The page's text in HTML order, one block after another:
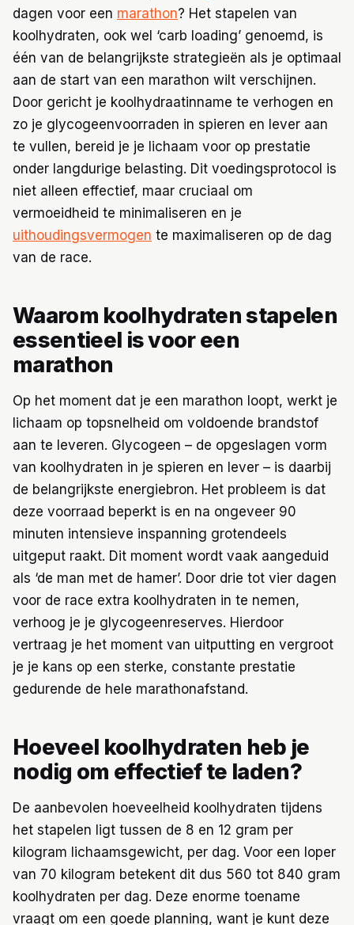
dagen voor een marathon? Het stapelen van
koolhydraten, ook wel ‘carb loading’ genoemd, is
één van de belangrijkste strategieën als je optimaal
aan de start van een marathon wilt verschijnen.
Door gericht je koolhydraatinname te verhogen en
zo je glycogeenvoorraden in spieren en lever aan
te vullen, bereid je je lichaam voor op prestatie
onder langdurige belasting. Dit voedingsprotocol is
niet alleen effectief, maar cruciaal om
vermoeidheid te minimaliseren en je
uithoudingsvermogen te maximaliseren op de dag
van de race.
Waarom koolhydraten stapelen
essentieel is voor een
marathon
Op het moment dat je een marathon loopt, werkt je
lichaam op topsnelheid om voldoende brandstof
aan te leveren. Glycogeen – de opgeslagen vorm
van koolhydraten in je spieren en lever – is daarbij
de belangrijkste energiebron. Het probleem is dat
deze voorraad beperkt is en na ongeveer 90
minuten intensieve inspanning grotendeels
uitgeput raakt. Dit moment wordt vaak aangeduid
als ‘de man met de hamer’. Door drie tot vier dagen
voor de race extra koolhydraten in te nemen,
verhoog je je glycogeenreserves. Hierdoor
vertraag je het moment van uitputting en vergroot
je je kans op een sterke, constante prestatie
gedurende de hele marathonafstand.
Hoeveel koolhydraten heb je
nodig om effectief te laden?
De aanbevolen hoeveelheid koolhydraten tijdens
het stapelen ligt tussen de 8 en 12 gram per
kilogram lichaamsgewicht, per dag. Voor een loper
van 70 kilogram betekent dit dus 560 tot 840 gram
koolhydraten per dag. Deze enorme toename
vraagt om een goede planning, want je kunt deze